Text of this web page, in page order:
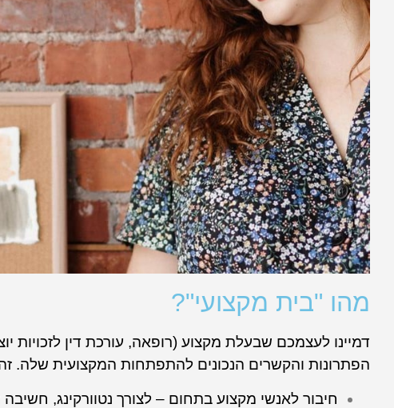
מהו "בית מקצועי"?
דמיינו לעצמכם שבעלת מקצוע (רופאה, עורכת דין
הפתרונות והקשרים הנכונים להתפתחות המקצועית שלה. זה
חיבור לאנשי מקצוע בתחום – לצורך נטוורקינג,